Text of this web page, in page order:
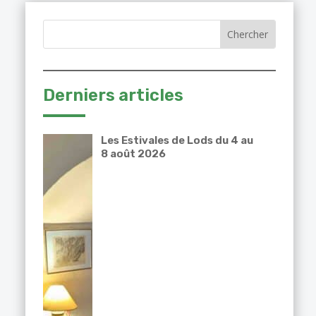
Derniers articles
Les Estivales de Lods du 4 au
8 août 2026